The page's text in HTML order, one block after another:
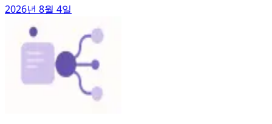
2026년 8월 4일